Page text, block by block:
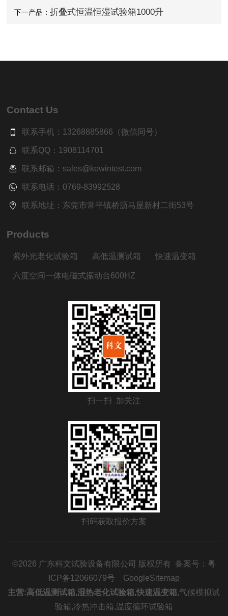
下一产品： 折叠式恒温恒湿试验箱1000升
Contact Us
联系手机：13268885866（微信同号）
联系QQ：1908114701
联系邮箱：sales@kowintest.com
联系电话：0769-83992528
联系地址：东莞市常平镇桥沥马屋新村二街53号
Products
紫外光老化试验箱 高低温测试箱 快速温变箱
六度空间一体电磁式振动台600HZ
扫一扫 加关注
扫码获取报价方案
©2026 广东科文试验设备有限公司 版权所有 备案号： 粤
ICP备12066079号
GoogleSitemap
主营:高低温测试箱,湿热老化试验箱,快速温变箱,气候模拟试
验箱,冷热冲击箱,温度循环试验箱